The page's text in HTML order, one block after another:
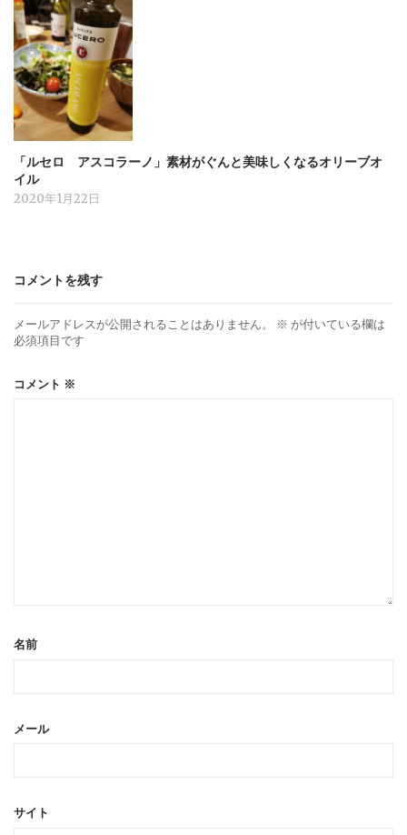
「ルセロ アスコラーノ」素材がぐんと美味しくなるオリーブオ
イル
2020年1月22日
コメントを残す
メールアドレスが公開されることはありません。 ※ が付いている欄は
必須項目です
コメント ※
名前
メール
サイト